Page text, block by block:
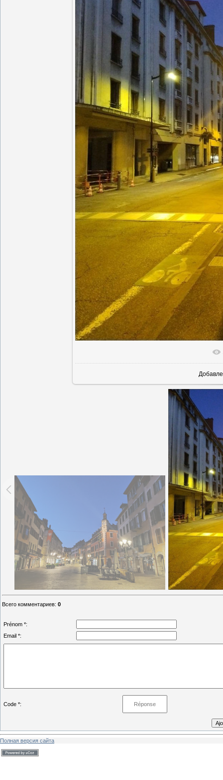
В
Всего комментариев: 0
Prénom *:
Email *:
Code *:
Полная версия сайта